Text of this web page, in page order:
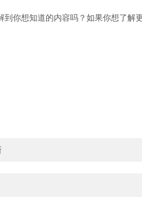
想知道的内容吗？如果你想了解